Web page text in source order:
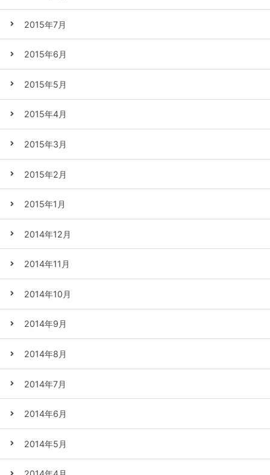
2015年7月
2015年6月
2015年5月
2015年4月
2015年3月
2015年2月
2015年1月
2014年12月
2014年11月
2014年10月
2014年9月
2014年8月
2014年7月
2014年6月
2014年5月